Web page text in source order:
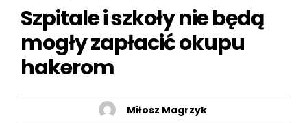
Szpitale i szkoły nie będą
mogły zapłacić okupu
hakerom
Miłosz Magrzyk